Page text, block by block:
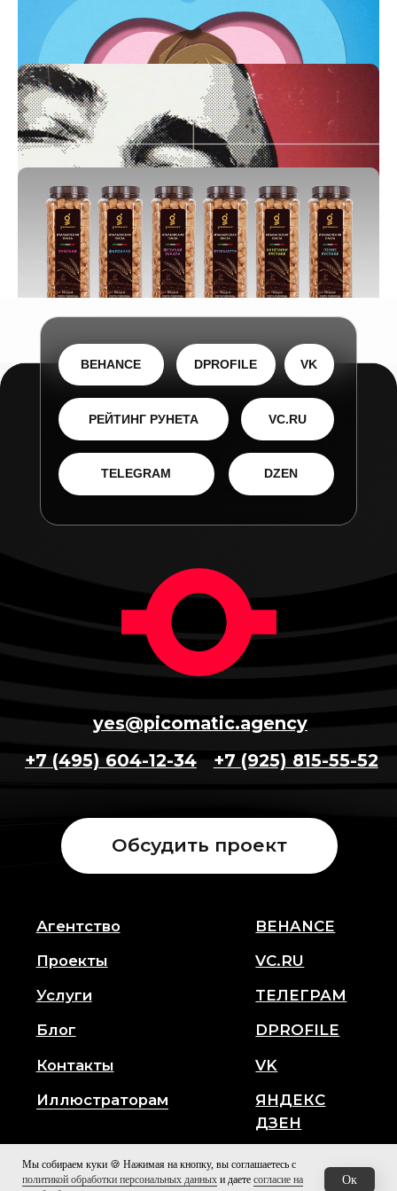
Комикс для РЖД
портала «Наш город Москва»
Очаровательный персонаж для ВК
Промо-ролик для Bepanthen
Оформление заставки для сериала
Первый номер
Дизайн для упаковки макаронных
изделий
Мы собираем куки 🍪 Нажимая на кнопку, вы соглашаетесь с
политикой обработки персональных данных и даете согласие на
Oк